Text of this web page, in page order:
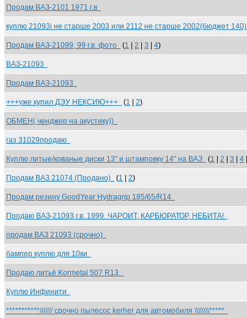
Продам ВАЗ-2101 1971 г.в
куплю 21093i не старше 2003 или 2112 не старше 2002(бюджет 140)
Продам ВАЗ-21099, 99 г.в. фото (1 2 3 4)
ВАЗ-21093
Продам ВАЗ-21093
+++уже купил ДЭУ НЕКСИЮ+++ (1 2)
ОБМЕН( ченджер на акустику))
газ 31029продаю
Куплю литые/кованые диски 13" и штамповку 14" на ВАЗ (1 2 3 4
Продам ВАЗ 21074 (Продано) (1 2)
Продам резину GoodYear Hydragrip 185/65/R14
Продаю ВАЗ-21093 г.в. 1999. ЧАРОИТ, КАРБЮРАТОР, НЕБИТА!
продам ВАЗ 21093 (срочно)
бампер куплю для 10ки
Продаю литьё Kormetal 507 R13.
Куплю Инфинити
***********/////// срочно пылесос kerher для автомобиля \\\\\\\\*****